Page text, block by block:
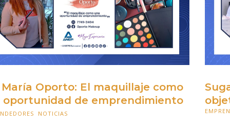
Oporto: El maquillaje como
oportunidad de emprendimiento
NOTICIAS